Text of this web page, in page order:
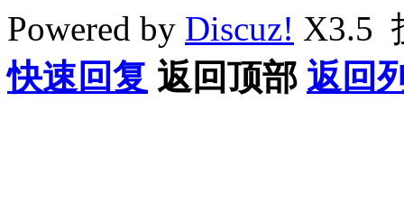
Powered by Discuz! X3.5
快速回复 返回顶部 返回